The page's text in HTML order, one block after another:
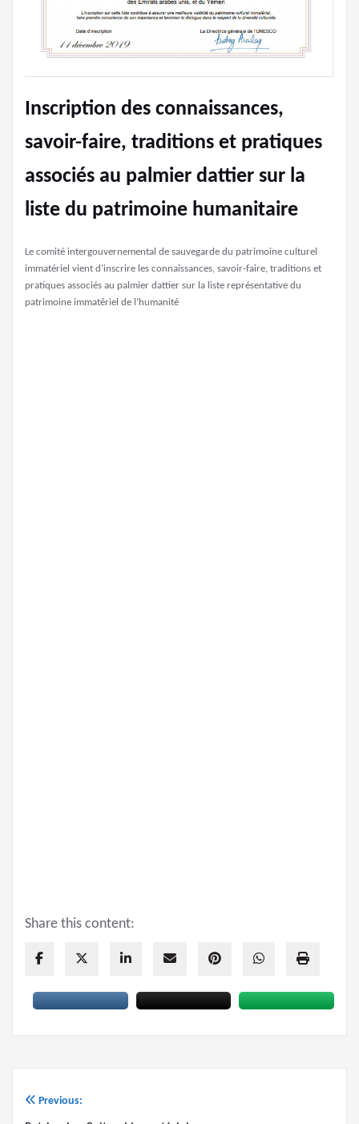
Inscription des connaissances,
savoir-faire, traditions et pratiques
associés au palmier dattier sur la
liste du patrimoine humanitaire
Le comité intergouvernemental de sauvegarde du patrimoine culturel
immatériel vient d’inscrire les connaissances, savoir-faire, traditions et
pratiques associés au palmier dattier sur la liste représentative du
patrimoine immatériel de l’humanité
Share this content: